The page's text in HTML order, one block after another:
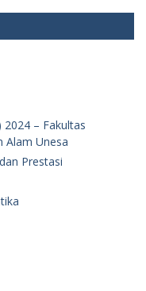
2024 – Fakultas
Alam Unesa
Prestasi